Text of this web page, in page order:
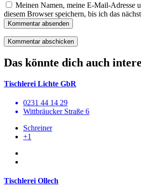
Meinen Namen, meine E-Mail-Adresse
diesem Browser speichern, bis ich das
Kommentar absenden
Das könnte dich auch
Tischlerei Lichte GbR
0231 44 14 29
Wittbräucker Straße 6
Schreiner
+1
Tischlerei Ollech